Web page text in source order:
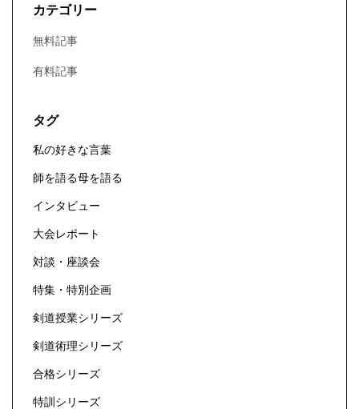
カテゴリー
無料記事
有料記事
タグ
私の好きな言葉
師を語る母を語る
インタビュー
大会レポート
対談・座談会
特集・特別企画
剣道授業シリーズ
剣道術理シリーズ
合格シリーズ
特訓シリーズ